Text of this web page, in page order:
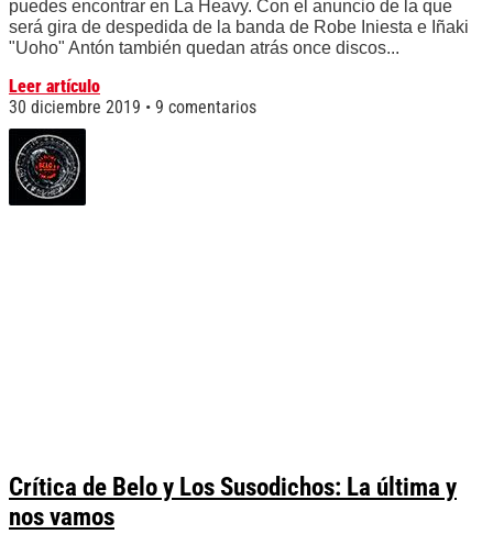
puedes encontrar en La Heavy. Con el anuncio de la que
será gira de despedida de la banda de Robe Iniesta e Iñaki
"Uoho" Antón también quedan atrás once discos...
Leer artículo
30 diciembre 2019
9 comentarios
Crítica de Belo y Los Susodichos: La última y
nos vamos